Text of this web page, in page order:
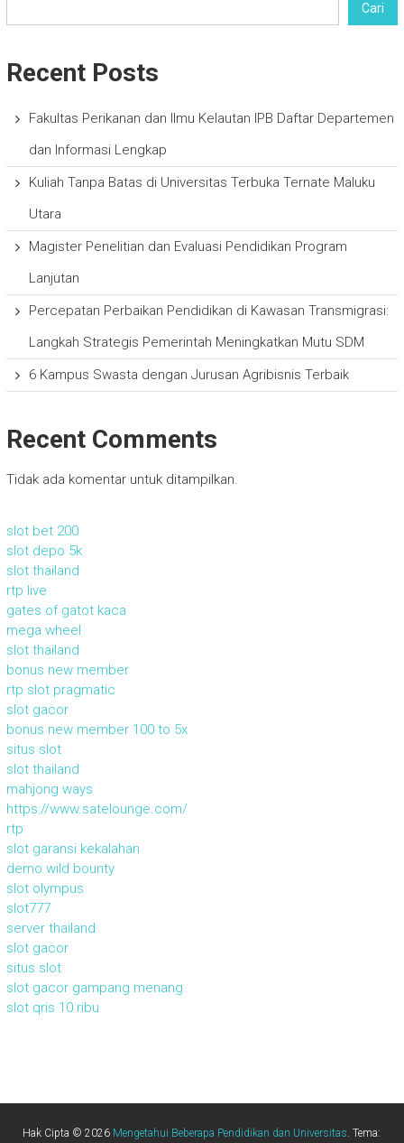
Cari
Recent Posts
Fakultas Perikanan dan Ilmu Kelautan IPB Daftar Departemen
dan Informasi Lengkap
Kuliah Tanpa Batas di Universitas Terbuka Ternate Maluku
Utara
Magister Penelitian dan Evaluasi Pendidikan Program
Lanjutan
Percepatan Perbaikan Pendidikan di Kawasan Transmigrasi:
Langkah Strategis Pemerintah Meningkatkan Mutu SDM
6 Kampus Swasta dengan Jurusan Agribisnis Terbaik
Recent Comments
Tidak ada komentar untuk ditampilkan.
slot bet 200
slot depo 5k
slot thailand
rtp live
gates of gatot kaca
mega wheel
slot thailand
bonus new member
rtp slot pragmatic
slot gacor
bonus new member 100 to 5x
situs slot
slot thailand
mahjong ways
https://www.satelounge.com/
rtp
slot garansi kekalahan
demo wild bounty
slot olympus
slot777
server thailand
slot gacor
situs slot
slot gacor gampang menang
slot qris 10 ribu
Hak Cipta © 2026 Mengetahui Beberapa Pendidikan dan Universitas . Tema: